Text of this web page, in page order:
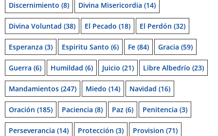
Discernimiento (8) Divina Misericordia (14)
Divina Voluntad (38) El Pecado (18) El Perdón (32)
Esperanza (3) Espiritu Santo (6) Fe (84) Gracia (59)
Guerra (6) Humildad (6) Juicio (21) Libre Albedrío (23)
Mandamientos (247) Miedo (14) Navidad (16)
Oración (185) Paciencia (8) Paz (6) Penitencia (3)
Perseverancia (14) Protección (3) Provision (71)